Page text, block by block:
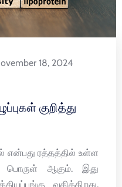
18, 2024
குறித்து
என்பது ரத்தத்தில் உள்ள
ஆகும். இது
வகிக்கிறது.